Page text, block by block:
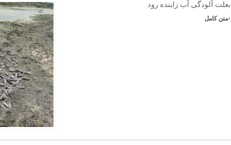
بعلت آلودگی آب زاینده رود
متن کامل›